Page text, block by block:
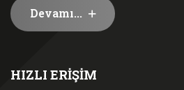
Devamı...
HIZLI ERİŞİM